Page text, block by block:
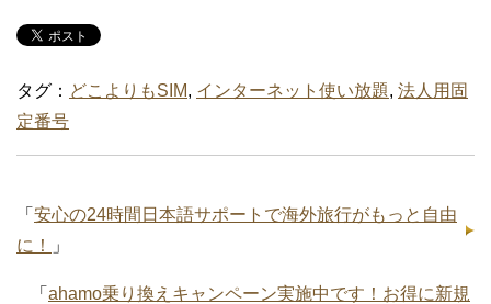
タグ： どこよりもSIM, インターネット使い放題, 法人用固
定番号
「 安心の24時間日本語サポートで海外旅行がもっと自由
に！
」
「 ahamo乗り換えキャンペーン実施中です！お得に新規